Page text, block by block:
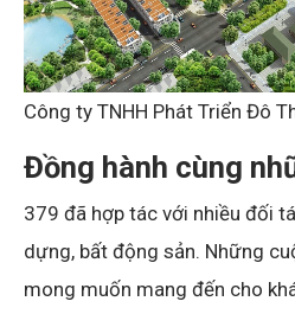
Công ty TNHH Phát Triển Đô
Đồng hành cùng
379 đã hợp tác với nhiều đối
dựng, bất động sản. Những
mong muốn mang đến cho